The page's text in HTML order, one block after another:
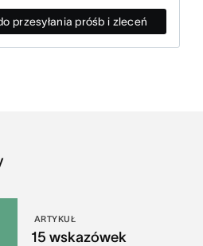
przesyłania próśb i zleceń
ARTYKUŁ
15 wskazówek